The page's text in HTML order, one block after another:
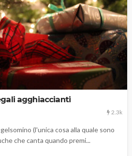
agghiaccianti
2.3k
(l'unica cosa alla quale sono
che canta quando premi...